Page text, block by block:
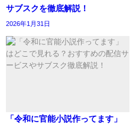
サブスクを徹底解説！
2026年1月31日
「令和に官能小説作ってます」